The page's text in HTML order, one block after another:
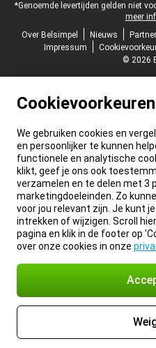
*Genoemde levertijden gelden niet
meer
Over Belsimpel
Nieuws
Impressum
© 2026
Cookievoorkeuren
We gebruiken cookies en
en persoonlijker te kunnen
functionele en analytische
klikt, geef je ons ook
verzamelen en te delen met 3
marketingdoeleinden. Zo
voor jou relevant zijn. Je kunt
intrekken of wijzigen. Scroll
pagina en klik in de footer op
over onze cookies in onze